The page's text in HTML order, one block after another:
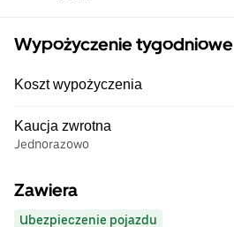
Wypożyczenie tygodniowe
Koszt wypożyczenia
Kaucja zwrotna
Jednorazowo
Zawiera
Ubezpieczenie pojazdu